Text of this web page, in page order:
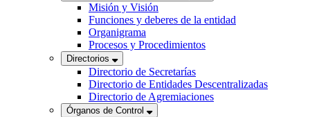
Misión y Visión
Funciones y deberes de la entidad
Organigrama
Procesos y Procedimientos
Directorios
Directorio de Secretarías
Directorio de Entidades Descentralizadas
Directorio de Agremiaciones
Órganos de Control